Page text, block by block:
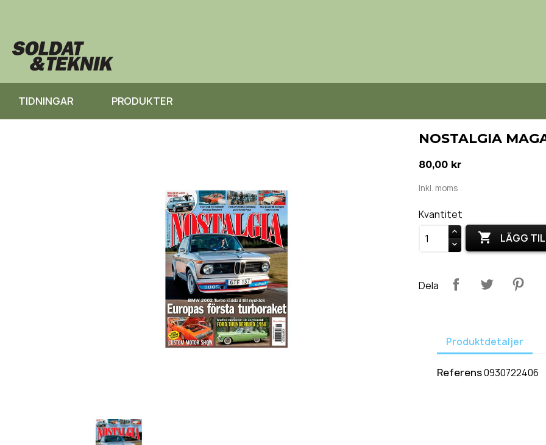
TIDNINGAR PRODUKTER
NOSTALGIA
80,00 kr
Inkl. moms
Kvantitet
 LÄGG
Dela
Produktdetaljer
Referens0930722406